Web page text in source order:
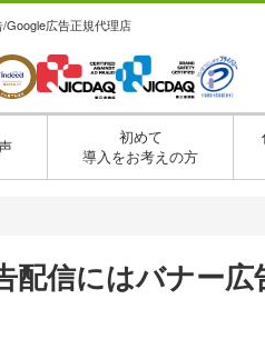
Google広告正規代理店
初めて
導入をお考えの方
配信にはバナー広